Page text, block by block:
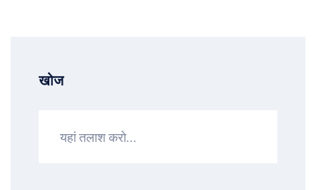
खोज